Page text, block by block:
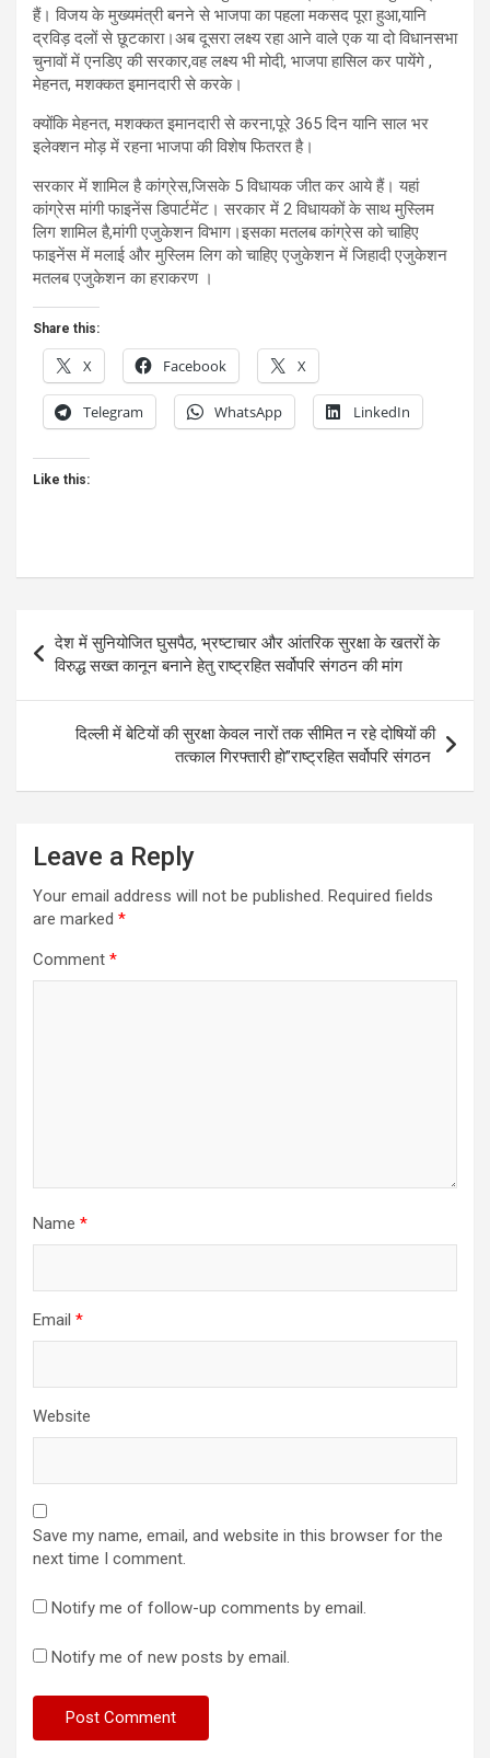
हैं। विजय के मुख्यमंत्री बनने से भाजपा का पहला मकसद पूरा हुआ,यानि
द्रविड़ दलों से छूटकारा।अब दूसरा लक्ष्य रहा आने वाले एक या दो विधानसभा
चुनावों में एनडिए की सरकार,वह लक्ष्य भी मोदी, भाजपा हासिल कर पायेंगे ,
मेहनत, मशक्कत इमानदारी से करके।
क्योंकि मेहनत, मशक्कत इमानदारी से करना,पूरे 365 दिन यानि साल भर
इलेक्शन मोड़ में रहना भाजपा की विशेष फितरत है।
सरकार में शामिल है कांग्रेस,जिसके 5 विधायक जीत कर आये हैं। यहां
कांग्रेस मांगी फाइनेंस डिपार्टमेंट। सरकार में 2 विधायकों के साथ मुस्लिम
लिग शामिल है,मांगी एजुकेशन विभाग।इसका मतलब कांग्रेस को चाहिए
फाइनेंस में मलाई और मुस्लिम लिग को चाहिए एजुकेशन में जिहादी एजुकेशन
मतलब एजुकेशन का हराकरण ।
Share this:
X Facebook X
Telegram WhatsApp LinkedIn
Like this:
Post
navigation
देश में सुनियोजित घुसपैठ, भ्रष्टाचार और आंतरिक सुरक्षा के खतरों के
विरुद्ध सख्त कानून बनाने हेतु राष्ट्रहित सर्वोपरि संगठन की मांग
दिल्ली में बेटियों की सुरक्षा केवल नारों तक सीमित न रहे दोषियों की
तत्काल गिरफ्तारी हो”राष्ट्रहित सर्वोपरि संगठन
Leave a Reply
Your email address will not be published. Required fields
are marked *
Comment *
Name *
Email *
Website
Save my name, email, and website in this browser for the
next time I comment.
Notify me of follow-up comments by email.
Notify me of new posts by email.